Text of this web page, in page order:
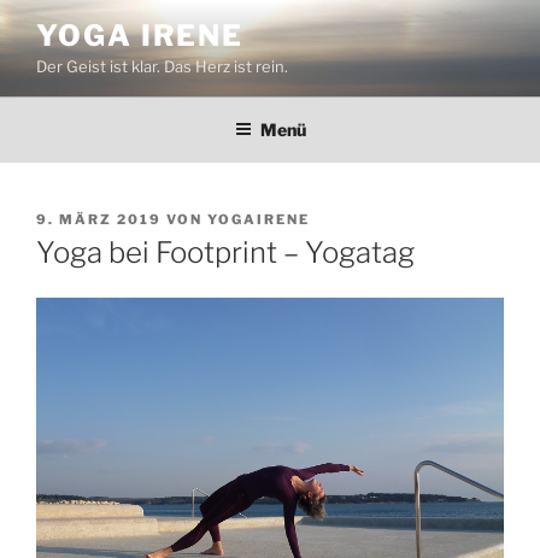
Zum
Inhalt
springen
YOGA IRENE
Der Geist ist klar. Das Herz ist rein.
Menü
VERÖFFENTLICHT
AM
9. MÄRZ 2019 VON YOGAIRENE
Yoga bei Footprint – Yogatag